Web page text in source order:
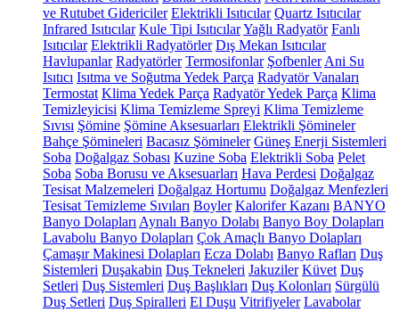
ve Rutubet Gidericiler Elektrikli Isıtıcılar Quartz Isıtıcılar
Infrared Isıtıcılar Kule Tipi IsıtıcılarYağlı Radyatör Fanlı
Isıtıcılar Elektrikli Radyatörler Dış Mekan Isıtıcılar
Havlupanlar Radyatörler Termosifonlar Şofbenler Ani Su
Isıtıcı Isıtma ve Soğutma Yedek Parça Radyatör Vanaları
Termostat Klima Yedek Parça Radyatör Yedek Parça Klima
Temizleyicisi Klima Temizleme Spreyi Klima Temizleme
Sıvısı Şömine Şömine Aksesuarları Elektrikli Şömineler
Bahçe Şömineleri Bacasız Şömineler Güneş Enerji Sistemleri
Soba Doğalgaz Sobası Kuzine Soba Elektrikli Soba Pelet
Soba Soba Borusu ve Aksesuarları Hava Perdesi Doğalgaz
Tesisat Malzemeleri Doğalgaz Hortumu Doğalgaz Menfezleri
Tesisat Temizleme Sıvıları Boyler Kalorifer Kazanı BANYO
Banyo Dolapları Aynalı Banyo Dolabı Banyo Boy Dolapları
Lavabolu Banyo Dolapları Çok Amaçlı Banyo Dolapları
Çamaşır Makinesi Dolapları Ecza Dolabı Banyo Rafları Duş
Sistemleri Duşakabin Duş Tekneleri Jakuziler Küvet Duş
Setleri Duş Sistemleri Duş Başlıkları Duş Kolonları Sürgülü
Duş Setleri Duş Spiralleri El Duşu Vitrifiyeler Lavabolar